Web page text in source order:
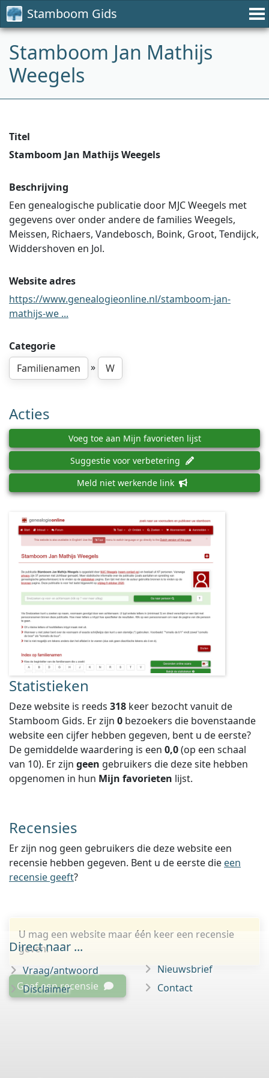
Stamboom Gids
Stamboom Jan Mathijs
Weegels
Titel
Stamboom Jan Mathijs Weegels
Beschrijving
Een genealogische publicatie door MJC Weegels met
gegevens over onder andere de families Weegels,
Meissen, Richaers, Vandebosch, Boink, Groot, Tendijck,
Widdershoven en Jol.
Website adres
https://www.genealogieonline.nl/stamboom-jan-
mathijs-we ...
Categorie
Familienamen
» W
Acties
Voeg toe aan Mijn favorieten lijst
Suggestie voor verbetering
Meld niet werkende link
Statistieken
Deze website is reeds 318 keer bezocht vanuit de
Stamboom Gids. Er zijn 0 bezoekers die bovenstaande
website een cijfer hebben gegeven, bent u de eerste?
De gemiddelde waardering is een 0,0(op een schaal
van 10). Er zijn geen gebruikers die deze site hebben
opgenomen in hun Mijn favorieten lijst.
Recensies
Er zijn nog geen gebruikers die deze website een
recensie hebben gegeven. Bent u de eerste die een
recensie geeft?
U mag een website maar één keer een recensie
geven.
Geef een recensie
Direct naar ...
Vraag/antwoord
Disclaimer
Nieuwsbrief
Contact